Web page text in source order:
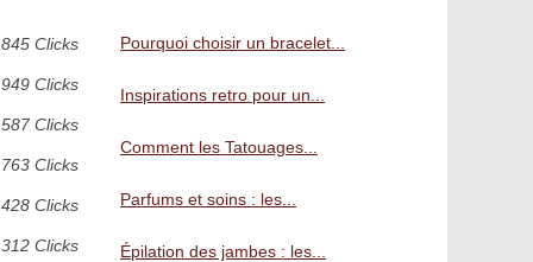
Clicks
Clicks
Clicks
Clicks
Clicks
Clicks
Pourquoi choisir un bracelet...
Inspirations retro pour un...
Comment les Tatouages...
Parfums et soins : les...
Épilation des jambes : les...